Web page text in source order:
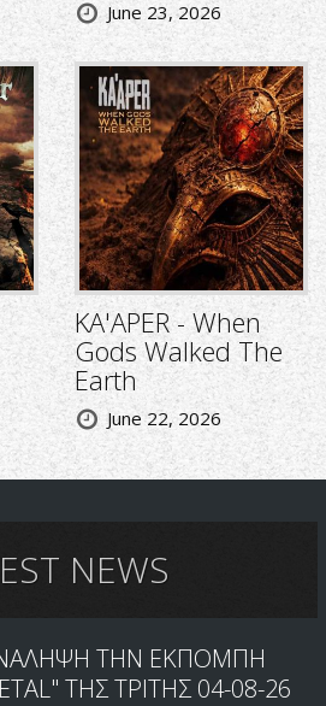
June 23, 2026
KA'APER - When
Gods Walked The
Earth
June 22, 2026
NEWS
ΤΗΝ ΕΚΠΟΜΠΗ
ΤΗΣ ΤΡΙΤΗΣ 04-08-26